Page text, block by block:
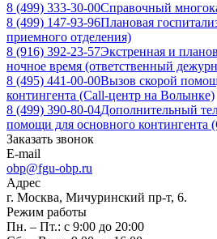
8 (499) 333-30-00Справочный
8 (499) 147-93-96Плановая
приемного отделения)
8 (916) 392-23-57Экстренная и
ночное время (ответственный
8 (495) 441-00-00Вызов скорой
контингента (Call-центр на Волынке)
8 (499) 390-80-04Дополнительный
помощи для основного контингента
Заказать звонок
E-mail
obp@fgu-obp.ru
Адрес
г. Москва, Мичуринский пр-т, 6.
Режим работы
Пн. – Пт.: с 9:00 до 20:00